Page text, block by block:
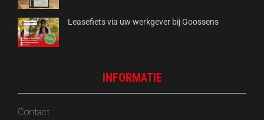
Leasefiets via uw werkgever bij Goossens
INFORMATIE
Contact